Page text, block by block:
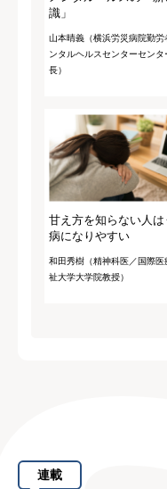
識」
山本晴義（横浜労災病院勤労
ンタルヘルスセンターセンタ
長）
甘え方を知らない人は
病になりやすい
和田秀樹（精神科医／国際医
祉大学大学院教授）
連載